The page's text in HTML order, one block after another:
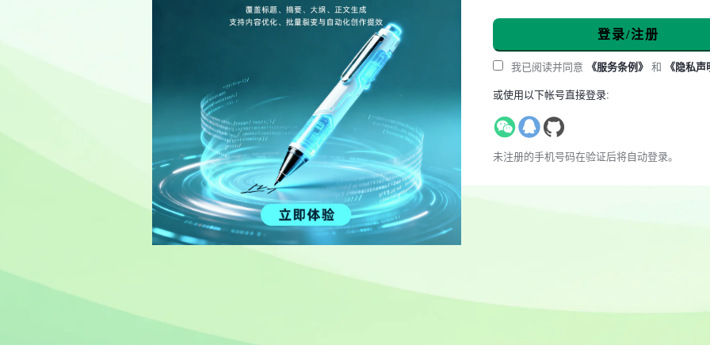
登录/注册
我已阅读并同意 《服务条例》 和 《隐私声
或使用以下帐号直接登录:
未注册的手机号码在验证后将自动登录。